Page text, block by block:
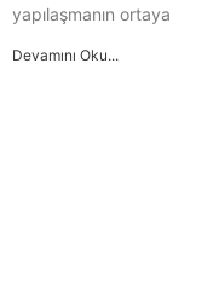
yapılaşmanın ortaya
Devamını Oku...